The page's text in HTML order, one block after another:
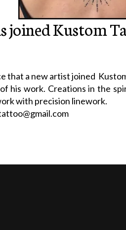
joined Kustom
that a new artist joined
his work. Creations in the
with precision linework.